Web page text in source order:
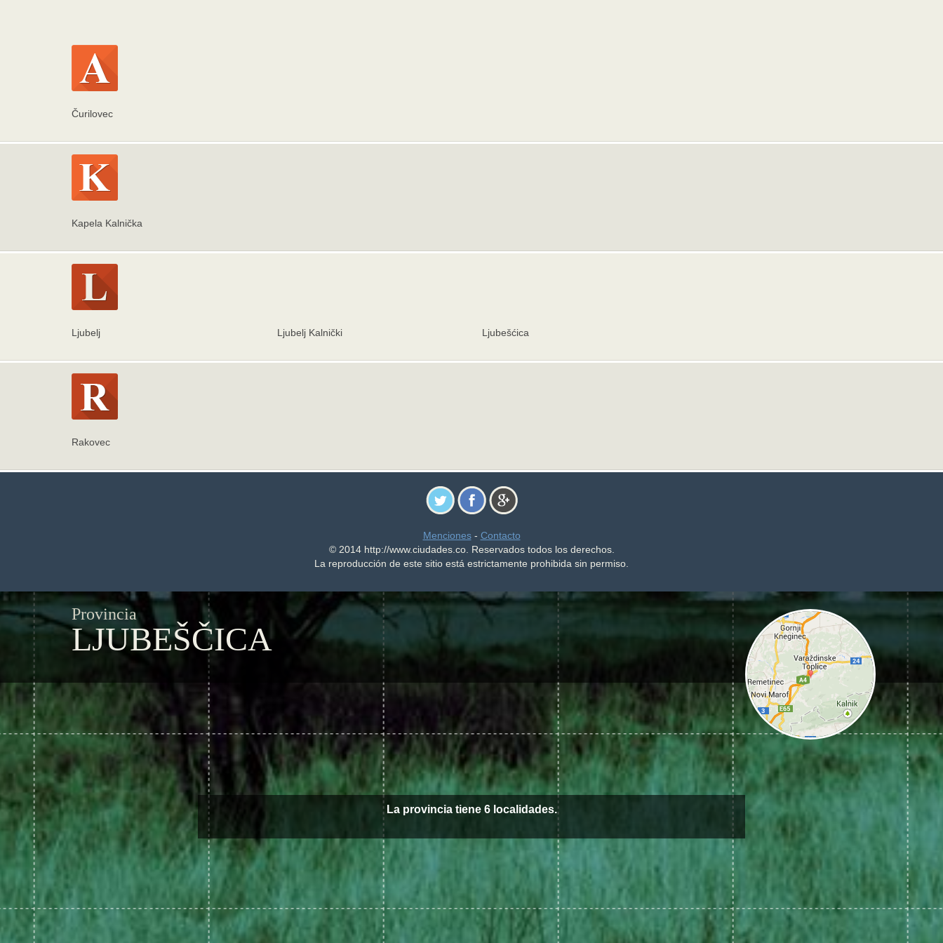
Čurilovec
Kapela Kalnička
Ljubelj Ljubelj Kalnički Ljubešćica
Rakovec
Menciones- Contacto
© 2014 http://www.ciudades.co. Reservados todos los derechos.
La reproducción de este sitio está estrictamente prohibida sin permiso.
Provincia
LJUBEŠČICA
La provincia tiene 6 localidades.